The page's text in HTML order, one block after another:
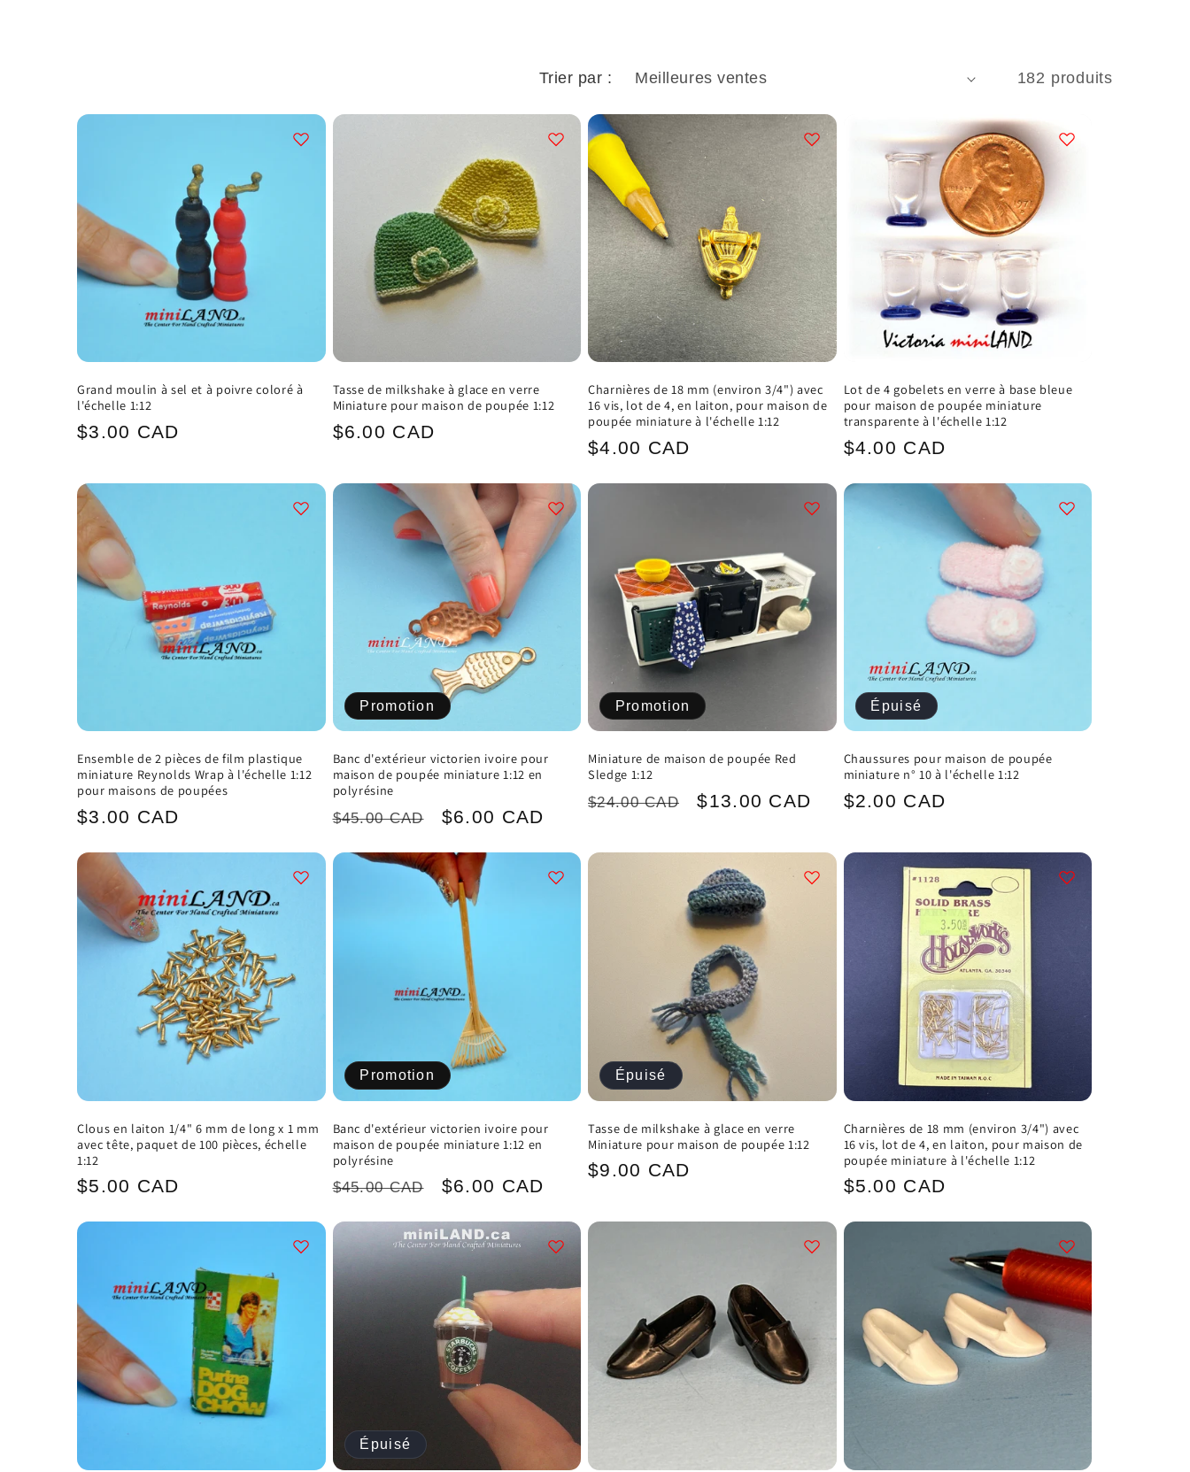
l
c
t
o
n
:
Trier par : 182 produits
Grand moulin à sel et à poivre coloré à
l'échelle 1:12
Prix
$3.00 CAD
Tasse de milkshake à glace en verre
Miniature pour maison de poupée 1:12
Prix
$6.00 CAD
Charnières de 18 mm (environ 3/4") avec
16 vis, lot de 4, en laiton, pour maison de
poupée miniature à l'échelle 1:12
Prix
$4.00 CAD
Lot de 4 gobelets en verre à base bleue
pour maison de poupée miniature
transparente à l'échelle 1:12
Prix
$4.00 CAD
Ensemble de 2 pièces de film plastique
miniature Reynolds Wrap à l'échelle 1:12
pour maisons de poupées
Prix
$3.00 CAD
Promotion
Banc d'extérieur victorien ivoire pour
maison de poupée miniature 1:12 en
polyrésine
Prix
$45.00 CAD
Prix
$6.00 CAD
Promotion
Miniature de maison de poupée Red
Sledge 1:12
Prix
$24.00 CAD
Prix
$13.00 CAD
Épuisé
Chaussures pour maison de poupée
miniature n° 10 à l'échelle 1:12
Prix
$2.00 CAD
Clous en laiton 1/4" 6 mm de long x 1 mm
avec tête, paquet de 100 pièces, échelle
1:12
Prix
$5.00 CAD
Promotion
Banc d'extérieur victorien ivoire pour
maison de poupée miniature 1:12 en
polyrésine
Prix
$45.00 CAD
Prix
$6.00 CAD
Épuisé
Tasse de milkshake à glace en verre
Miniature pour maison de poupée 1:12
Prix
$9.00 CAD
Charnières de 18 mm (environ 3/4") avec
16 vis, lot de 4, en laiton, pour maison de
poupée miniature à l'échelle 1:12
Prix
$5.00 CAD
Épuisé